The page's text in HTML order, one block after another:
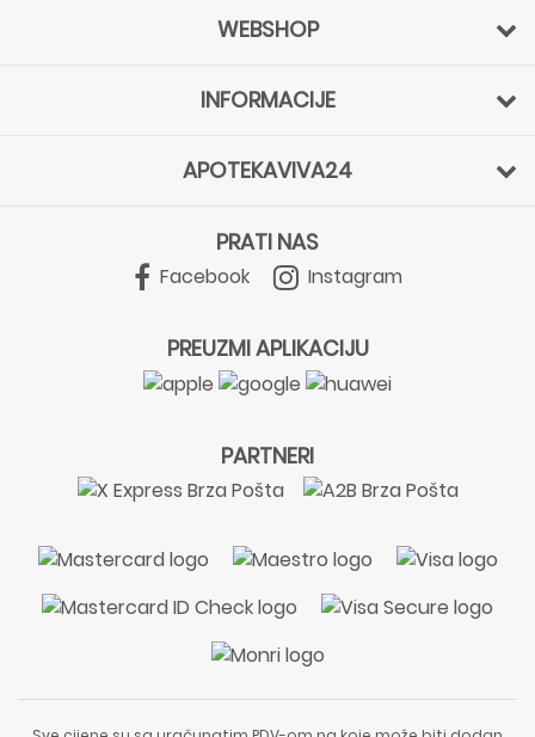
WEBSHOP
INFORMACIJE
APOTEKAVIVA24
PRATI NAS
Facebook Instagram
PREUZMI APLIKACIJU
PARTNERI